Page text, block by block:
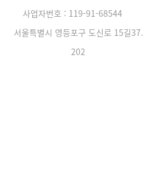
사업자번호 : 119-91-68544
서울특별시 영등포구 도신로 15길37.
202